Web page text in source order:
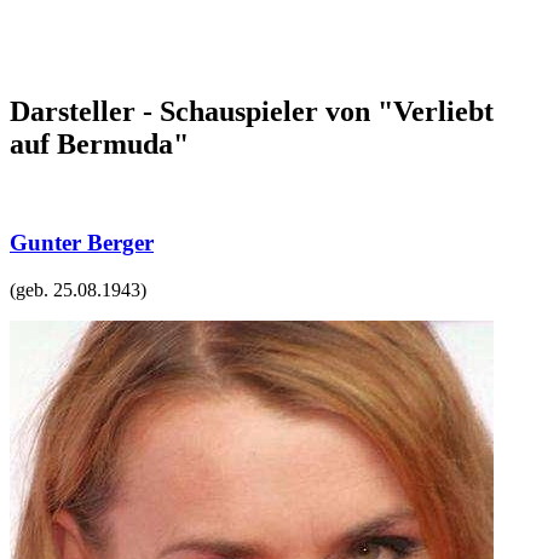
Darsteller - Schauspieler von "Verliebt
auf Bermuda"
Gunter Berger
(geb. 25.08.1943)